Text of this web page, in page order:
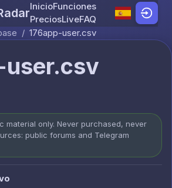
Skip to content
InicioFunciones
PreciosLiveFAQ
/ 176app-user.csv
user.csv
material only. Never purchased, never
public forums and Telegram